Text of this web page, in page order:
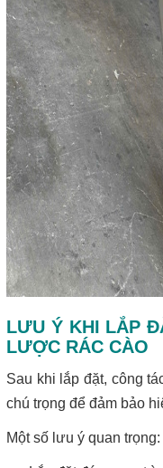
LƯU Ý KHI LẮP
LƯỢC RÁC CÀO
Sau khi lắp đặt, công
chú trọng để đảm bảo
Một số lưu ý quan trọng: